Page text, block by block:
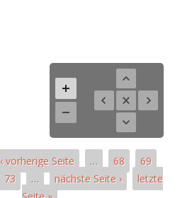
‹ vorherige Seite … 68
69
73 … nächste Seite ›
letzte